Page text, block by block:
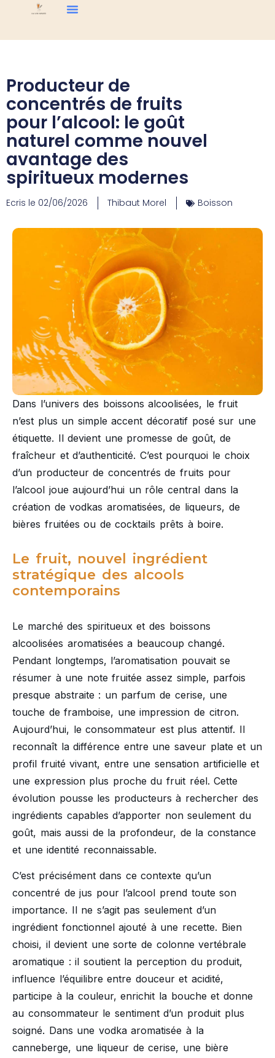
Producteur de
concentrés de fruits
pour l’alcool: le goût
naturel comme nouvel
avantage des
spiritueux modernes
Ecris le 02/06/2026 Thibaut Morel Boisson
Dans l’univers des boissons alcoolisées, le fruit
n’est plus un simple accent décoratif posé sur une
étiquette. Il devient une promesse de goût, de
fraîcheur et d’authenticité. C’est pourquoi le choix
d’un producteur de concentrés de fruits pour
l’alcool joue aujourd’hui un rôle central dans la
création de vodkas aromatisées, de liqueurs, de
bières fruitées ou de cocktails prêts à boire.
Le fruit, nouvel ingrédient
stratégique des alcools
contemporains
Le marché des spiritueux et des boissons
alcoolisées aromatisées a beaucoup changé.
Pendant longtemps, l’aromatisation pouvait se
résumer à une note fruitée assez simple, parfois
presque abstraite : un parfum de cerise, une
touche de framboise, une impression de citron.
Aujourd’hui, le consommateur est plus attentif. Il
reconnaît la différence entre une saveur plate et un
profil fruité vivant, entre une sensation artificielle et
une expression plus proche du fruit réel. Cette
évolution pousse les producteurs à rechercher des
ingrédients capables d’apporter non seulement du
goût, mais aussi de la profondeur, de la constance
et une identité reconnaissable.
C’est précisément dans ce contexte qu’un
concentré de jus pour l’alcool prend toute son
importance. Il ne s’agit pas seulement d’un
ingrédient fonctionnel ajouté à une recette. Bien
choisi, il devient une sorte de colonne vertébrale
aromatique : il soutient la perception du produit,
influence l’équilibre entre douceur et acidité,
participe à la couleur, enrichit la bouche et donne
au consommateur le sentiment d’un produit plus
soigné. Dans une vodka aromatisée à la
canneberge, une liqueur de cerise, une bière